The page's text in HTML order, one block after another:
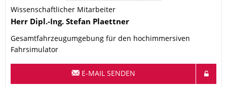
Wissenschaftlicher Mitarbeiter
Name
Herr Dipl.-Ing. Stefan Plaettner
Gesamtfahrzeugumgebung für den hochimmersiven
Fahrsimulator
E-MAIL SENDEN